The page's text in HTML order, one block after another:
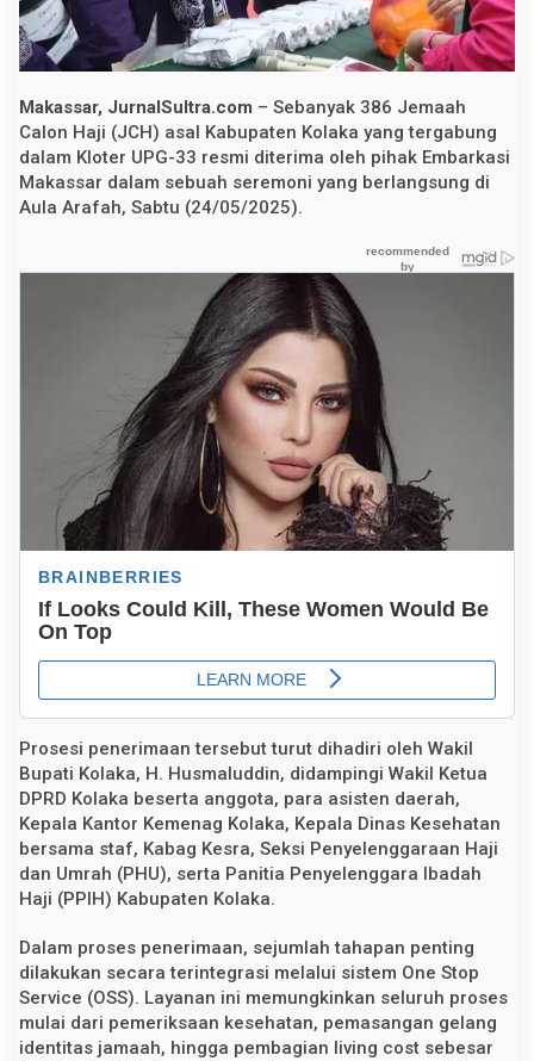
3
8
6
J
m
a
a
h
C
a
l
K
o
l
a
k
a
Makassar, JurnalSultra.com – Sebanyak 386 Jemaah
Calon Haji (JCH) asal Kabupaten Kolaka yang tergabung
dalam Kloter UPG-33 resmi diterima oleh pihak Embarkasi
Makassar dalam sebuah seremoni yang berlangsung di
Aula Arafah, Sabtu (24/05/2025).
Prosesi penerimaan tersebut turut dihadiri oleh Wakil
Bupati Kolaka, H. Husmaluddin, didampingi Wakil Ketua
DPRD Kolaka beserta anggota, para asisten daerah,
Kepala Kantor Kemenag Kolaka, Kepala Dinas Kesehatan
bersama staf, Kabag Kesra, Seksi Penyelenggaraan Haji
dan Umrah (PHU), serta Panitia Penyelenggara Ibadah
Haji (PPIH) Kabupaten Kolaka.
Dalam proses penerimaan, sejumlah tahapan penting
dilakukan secara terintegrasi melalui sistem One Stop
Service (OSS). Layanan ini memungkinkan seluruh proses
mulai dari pemeriksaan kesehatan, pemasangan gelang
identitas jamaah, hingga pembagian living cost sebesar